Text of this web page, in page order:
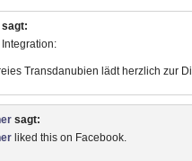
sagt:
Transdanubien lädt herzlich zur
sagt:
liked this on Facebook.